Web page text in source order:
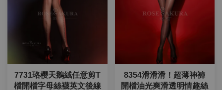
7731珞樱天鵝絨任意剪T
檔開檔字母絲襪英文後線
8354滑滑滑！超薄神褲
開檔油光爽滑透明情趣絲